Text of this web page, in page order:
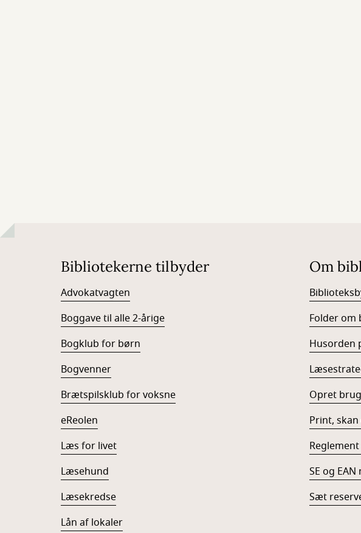
Bibliotekerne tilbyder
Advokatvagten
Boggave til alle 2-årige
Bogklub for børn
Bogvenner
Brætspilsklub for voksne
eReolen
Læs for livet
Læsehund
Læsekredse
Lån af lokaler
Om
Folder om
Husorden
Opret
Print,
SE og
Sæt